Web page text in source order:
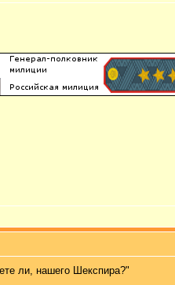
ли, нашего Шекспира?"